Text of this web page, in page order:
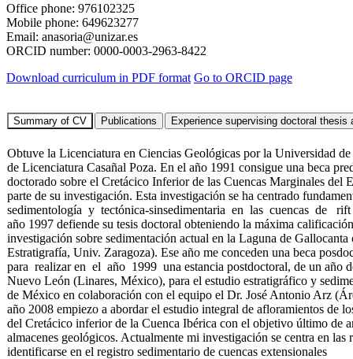
Office phone: 976102325
Mobile phone: 649623277
Email: anasoria@unizar.es
ORCID number: 0000-0003-2963-8422
Download curriculum in PDF format Go to ORCID page
Obtuve la Licenciatura en Ciencias Geológicas por la Universidad
de Licenciatura Casañal Poza. En el año 1991 consigue una beca
doctorado sobre el Cretácico Inferior de las Cuencas Marginales del
parte de su investigación. Esta investigación se ha centrado
sedimentología y tectónica-sinsedimentaria en las cuencas de rift
año 1997 defiende su tesis doctoral obteniendo la máxima
investigación sobre sedimentación actual en la Laguna de
Estratigrafía, Univ. Zaragoza). Ese año me conceden una beca
para realizar en el año 1999 una estancia postdoctoral, de un año
Nuevo León (Linares, México), para el estudio estratigráfico y
de México en colaboración con el equipo el Dr. José Antonio Arz
año 2008 empiezo a abordar el estudio integral de afloramientos de
del Cretácico inferior de la Cuenca Ibérica con el objetivo último de
almacenes geológicos. Actualmente mi investigación se centra en
identificarse en el registro sedimentario de cuencas extensionales